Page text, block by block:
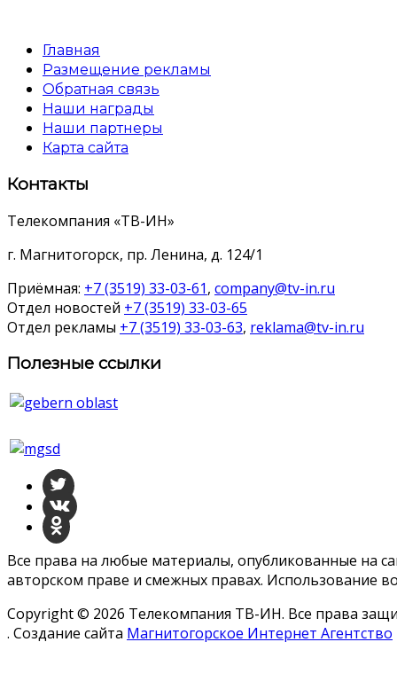
Главная
Размещение рекламы
Обратная связь
Наши награды
Наши партнеры
Карта сайта
Контакты
Телекомпания «ТВ-ИН»
г. Магнитогорск, пр. Ленина, д. 124/1
Приёмная: +7 (3519) 33-03-61, company@tv-in.ru
Отдел новостей +7 (3519) 33-03-65
Отдел рекламы +7 (3519) 33-03-63, reklama@tv-in.ru
Полезные ссылки
Все права на любые материалы, опубликованные на
авторском праве и смежных правах. Использование
Copyright © 2026 Телекомпания ТВ-ИН. Все права
. Создание сайта Магнитогорское Интернет Агентство